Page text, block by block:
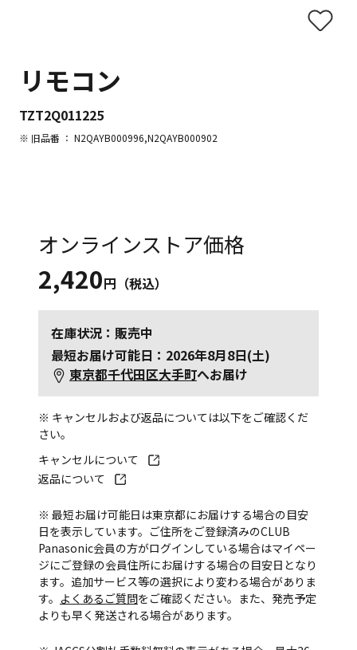
リモコン
TZT2Q011225
※ 旧品番 ： N2QAYB000996,N2QAYB000902
オンラインストア価格
2,420円（税込）
在庫状況：販売中
最短お届け可能日：2026年8月8日(土)
東京都千代田区大手町へお届け
※ キャンセルおよび返品については以下をご確認くだ
さい。
キャンセルについて
返品について
※ 最短お届け可能日は東京都にお届けする場合の目安
日を表示しています。ご住所をご登録済みのCLUB
Panasonic会員の方がログインしている場合はマイペー
ジにご登録の会員住所にお届けする場合の目安日となり
ます。追加サービス等の選択により変わる場合がありま
す。 よくあるご質問をご確認ください。また、発売予定
よりも早く発送される場合があります。